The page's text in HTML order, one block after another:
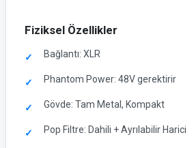
Fiziksel Özellikler
Bağlantı: XLR
Phantom Power: 48V gerektirir
Gövde: Tam Metal, Kompakt
Pop Filtre: Dahili + Ayrılabilir Harici